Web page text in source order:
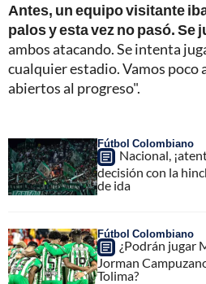
Antes, un equipo visitante
palos y esta vez no pasó. Se
ambos atacando. Se intenta
cualquier estadio. Vamos poco
abiertos al progreso".
Fútbol Colombiano
Nacional,
decisión con la
de ida
Fútbol Colombiano
¿Podrán jugar
Jorman
Tolima?